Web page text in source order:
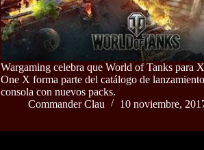
Wargaming celebra que World of Tanks para
One X forma parte del catálogo de
consola con nuevos packs.
Commander Clau
10 noviembre,